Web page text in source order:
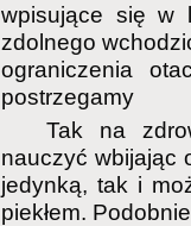
wpisujące się w
zdolnego
ograniczenia
postrzegamy
Tak na
nauczyć wbijając
jedynką, tak i
piekłem.